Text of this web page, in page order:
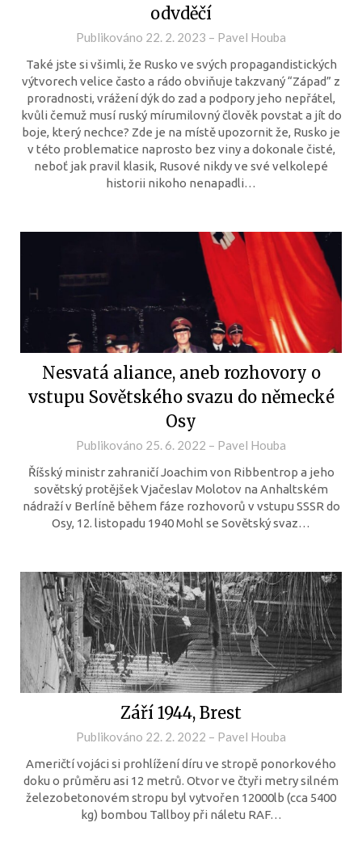
odvděčí
Publikováno 22. 2. 2023 – Pavel Houba
Také jste si všimli, že Rusko ve svých propagandistických
výtvorech velice často a rádo obviňuje takzvaný “Západ” z
proradnosti, vrážení dýk do zad a podpory jeho nepřátel,
kvůli čemuž musí ruský mírumilovný člověk povstat a jít do
boje, který nechce? Zde je na místě upozornit že, Rusko je
v této problematice naprosto bez viny a dokonale čisté,
neboť jak pravil klasik, Rusové nikdy ve své velkolepé
historii nikoho nenapadli…
Nesvatá aliance, aneb rozhovory o
vstupu Sovětského svazu do německé
Osy
Publikováno 25. 6. 2022 – Pavel Houba
Říšský ministr zahraničí Joachim von Ribbentrop a jeho
sovětský protějšek Vjačeslav Molotov na Anhaltském
nádraží v Berlíně během fáze rozhovorů v vstupu SSSR do
Osy, 12. listopadu 1940 Mohl se Sovětský svaz…
Září 1944, Brest
Publikováno 22. 2. 2022 – Pavel Houba
Američtí vojáci si prohlížení díru ve stropě ponorkového
doku o průměru asi 12 metrů. Otvor ve čtyři metry silném
železobetonovém stropu byl vytvořen 12000lb (cca 5400
kg) bombou Tallboy při náletu RAF…